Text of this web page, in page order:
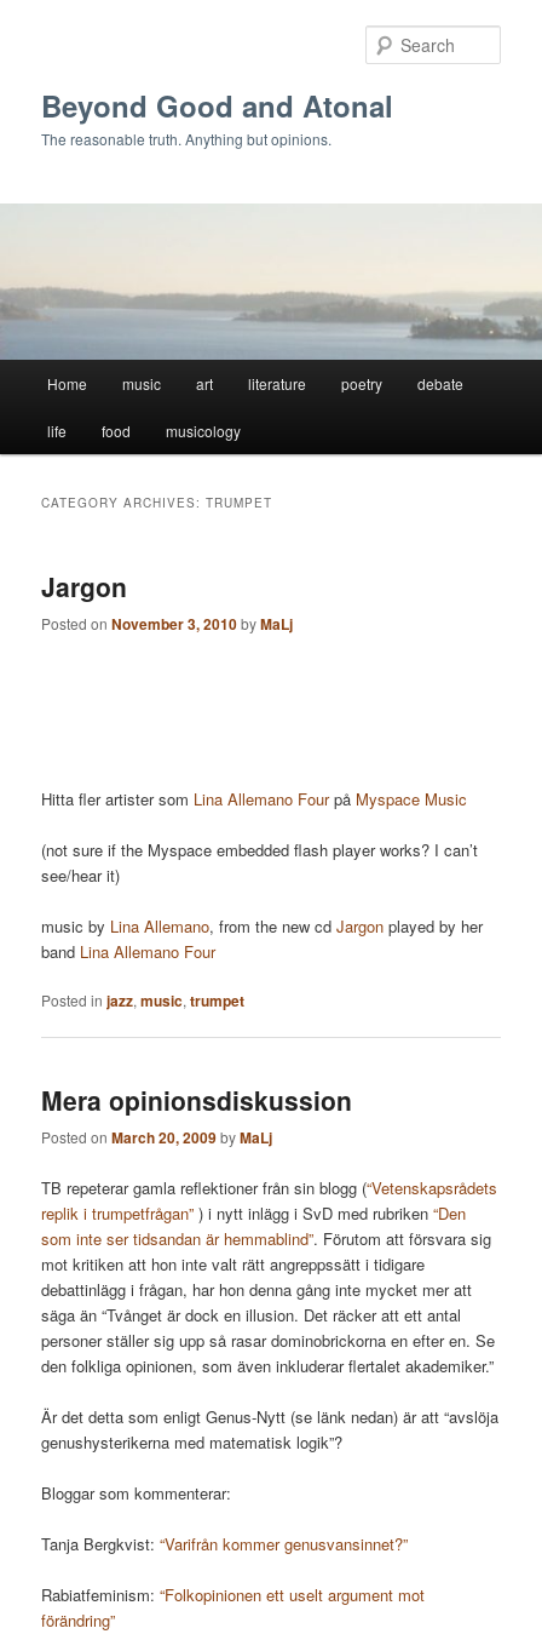
Beyond Good and Atonal
The reasonable truth. Anything but opinions.
Home music art literature poetry debate
life food musicology
CATEGORY ARCHIVES:TRUMPET
Jargon
Posted onNovember 3, 2010byMaLj
Hitta fler artister som Lina Allemano Fourpå Myspace Music
(not sure if the Myspace embedded flash player works? I can’t
see/hear it)
music by Lina Allemano, from the new cdJargon played by her
band Lina Allemano Four
Posted in jazz,music,trumpet
Mera opinionsdiskussion
Posted onMarch 20, 2009byMaLj
TB repeterar gamla reflektioner från sin blogg (“Vetenskapsrådets
replik i trumpetfrågan” ) i nytt inlägg i SvD med rubriken“Den
som inte ser tidsandan är hemmablind”. Förutom att försvara sig
mot kritiken att hon inte valt rätt angreppssätt i tidigare
debattinlägg i frågan, har hon denna gång inte mycket mer att
säga än “Tvånget är dock en illusion. Det räcker att ett antal
personer ställer sig upp så rasar dominobrickorna en efter en. Se
den folkliga opinionen, som även inkluderar flertalet akademiker.”
Är det detta som enligt Genus-Nytt (se länk nedan) är att “avslöja
genushysterikerna med matematisk logik”?
Bloggar som kommenterar:
Tanja Bergkvist:“Varifrån kommer genusvansinnet?”
Rabiatfeminism:“Folkopinionen ett uselt argument mot
förändring”